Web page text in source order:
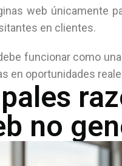
web únicamente
en clientes.
funcionar como
en oportunidades
no